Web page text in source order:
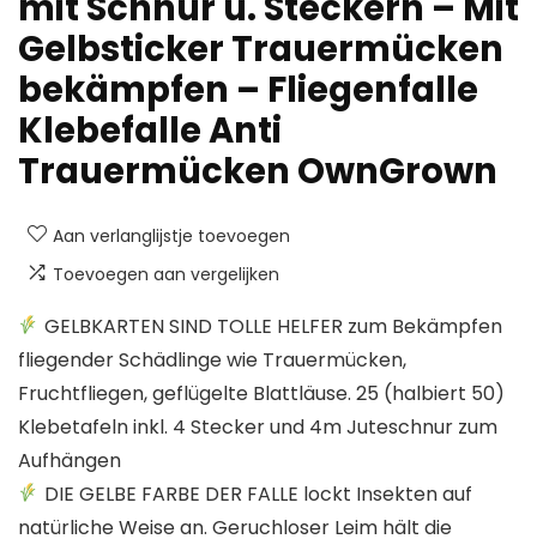
Gelbsticker Trauermücken
bekämpfen – Fliegenfalle
Klebefalle Anti
Trauermücken OwnGrown
Aan verlanglijstje toevoegen
Toevoegen aan vergelijken
GELBKARTEN SIND TOLLE HELFER zum Bekämpfen
fliegender Schädlinge wie Trauermücken,
Fruchtfliegen, geflügelte Blattläuse. 25 (halbiert 50)
Klebetafeln inkl. 4 Stecker und 4m Juteschnur zum
Aufhängen
DIE GELBE FARBE DER FALLE lockt Insekten auf
natürliche Weise an. Geruchloser Leim hält die